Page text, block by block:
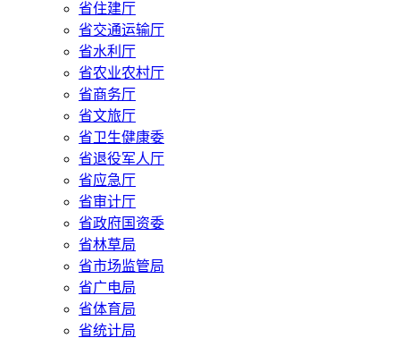
省住建厅
省交通运输厅
省水利厅
省农业农村厅
省商务厅
省文旅厅
省卫生健康委
省退役军人厅
省应急厅
省审计厅
省政府国资委
省林草局
省市场监管局
省广电局
省体育局
省统计局